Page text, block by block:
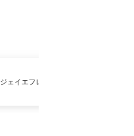
ジェイエフレディメイド